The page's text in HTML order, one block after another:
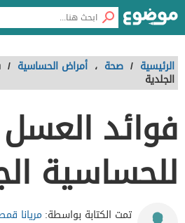
الرئيسية / صحة ، أمراض الحساسية /
الجلدية
فوائد العسل
للحساسية
تمت الكتابة بواسطة: مريانا